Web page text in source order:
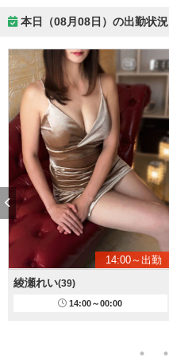
本日（08月08日）の出勤状況
14:00～出勤
綾瀬れい(39)
14:00～00:00